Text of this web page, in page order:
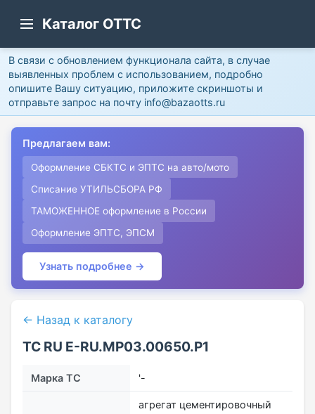
Каталог ОТТС
В связи с обновлением функционала сайта, в случае
выявленных проблем с использованием, подробно
опишите Вашу ситуацию, приложите скриншоты и
отправьте запрос на почту info@bazaotts.ru
Предлагаем вам:
Оформление СБКТС и ЭПТС на авто/мото
Списание УТИЛЬСБОРА РФ
ТАМОЖЕННОЕ оформление в России
Оформление ЭПТС, ЭПСМ
Узнать подробнее →
← Назад к каталогу
ТС RU Е-RU.МР03.00650.Р1
Марка ТС '-
агрегат цементировочный